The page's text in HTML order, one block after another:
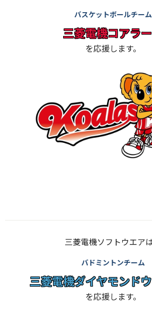
三菱電機コアラ
バスケットボールチーム
を応援します。
三菱電機ソフトウエアは
三菱電機ダイヤモンド
バドミントンチーム
を応援します。